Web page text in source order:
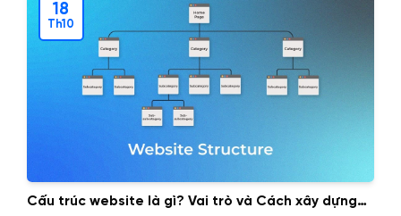
Cấu trúc website là gì? Vai trò và Cách xây dựng
18
Th10